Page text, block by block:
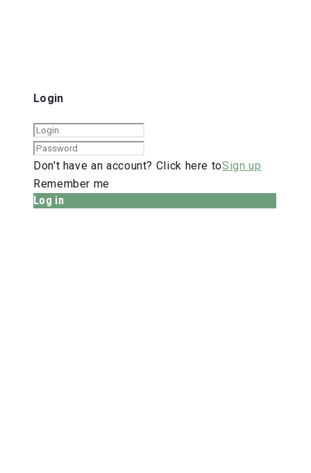
Login
Don't have an account? Click here toSign up
Remember me
Log in